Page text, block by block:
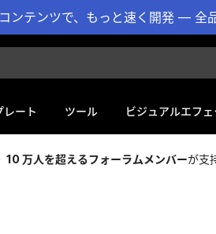
ンテンツで、もっと速く開発 — 全
レート ツール ビジュアルエフェ
10 万人を超えるフォーラムメンバーが支